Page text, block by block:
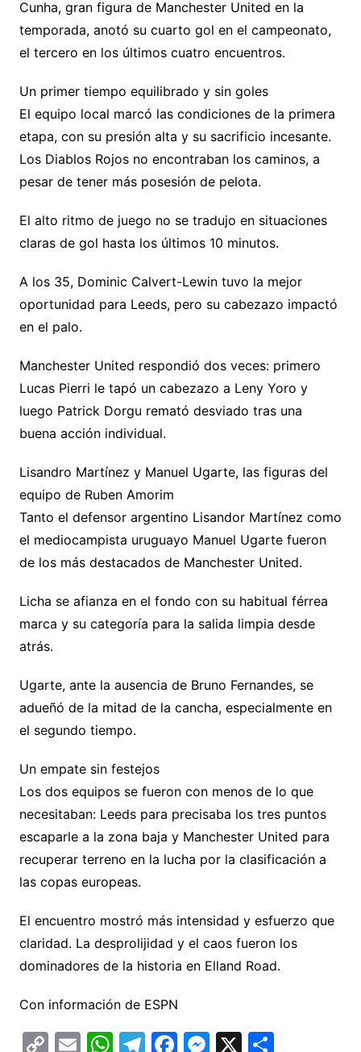
Cunha, gran figura de Manchester United en la
temporada, anotó su cuarto gol en el campeonato,
el tercero en los últimos cuatro encuentros.
Un primer tiempo equilibrado y sin goles
El equipo local marcó las condiciones de la primera
etapa, con su presión alta y su sacrificio incesante.
Los Diablos Rojos no encontraban los caminos, a
pesar de tener más posesión de pelota.
El alto ritmo de juego no se tradujo en situaciones
claras de gol hasta los últimos 10 minutos.
A los 35, Dominic Calvert-Lewin tuvo la mejor
oportunidad para Leeds, pero su cabezazo impactó
en el palo.
Manchester United respondió dos veces: primero
Lucas Pierri le tapó un cabezazo a Leny Yoro y
luego Patrick Dorgu remató desviado tras una
buena acción individual.
Lisandro Martínez y Manuel Ugarte, las figuras del
equipo de Ruben Amorim
Tanto el defensor argentino Lisandor Martínez como
el mediocampista uruguayo Manuel Ugarte fueron
de los más destacados de Manchester United.
Licha se afianza en el fondo con su habitual férrea
marca y su categoría para la salida limpia desde
atrás.
Ugarte, ante la ausencia de Bruno Fernandes, se
adueñó de la mitad de la cancha, especialmente en
el segundo tiempo.
Un empate sin festejos
Los dos equipos se fueron con menos de lo que
necesitaban: Leeds para precisaba los tres puntos
escaparle a la zona baja y Manchester United para
recuperar terreno en la lucha por la clasificación a
las copas europeas.
El encuentro mostró más intensidad y esfuerzo que
claridad. La desprolijidad y el caos fueron los
dominadores de la historia en Elland Road.
Con información de ESPN
C E W T F M X C